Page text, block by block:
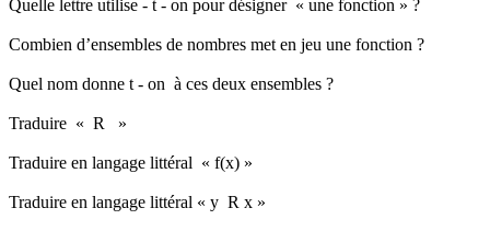
Quelle lettre utilise - t - on pour désigner « une fonction » ?
Combien d’ensembles de nombres met en jeu une fonction ?
Quel nom donne t - on à ces deux ensembles ?
Traduire « R »
Traduire en langage littéral « f(x) »
Traduire en langage littéral « y R x »